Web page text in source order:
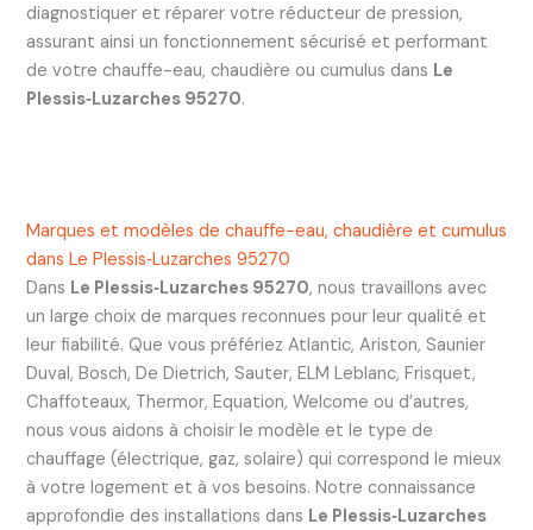
diagnostiquer et réparer votre réducteur de pression,
assurant ainsi un fonctionnement sécurisé et performant
de votre chauffe-eau, chaudière ou cumulus dans Le
Plessis‑Luzarches 95270.
Marques et modèles de chauffe-eau, chaudière et cumulus
dans Le Plessis‑Luzarches 95270
Dans Le Plessis‑Luzarches 95270, nous travaillons avec
un large choix de marques reconnues pour leur qualité et
leur fiabilité. Que vous préfériez Atlantic, Ariston, Saunier
Duval, Bosch, De Dietrich, Sauter, ELM Leblanc, Frisquet,
Chaffoteaux, Thermor, Equation, Welcome ou d’autres,
nous vous aidons à choisir le modèle et le type de
chauffage (électrique, gaz, solaire) qui correspond le mieux
à votre logement et à vos besoins. Notre connaissance
approfondie des installations dans Le Plessis‑Luzarches